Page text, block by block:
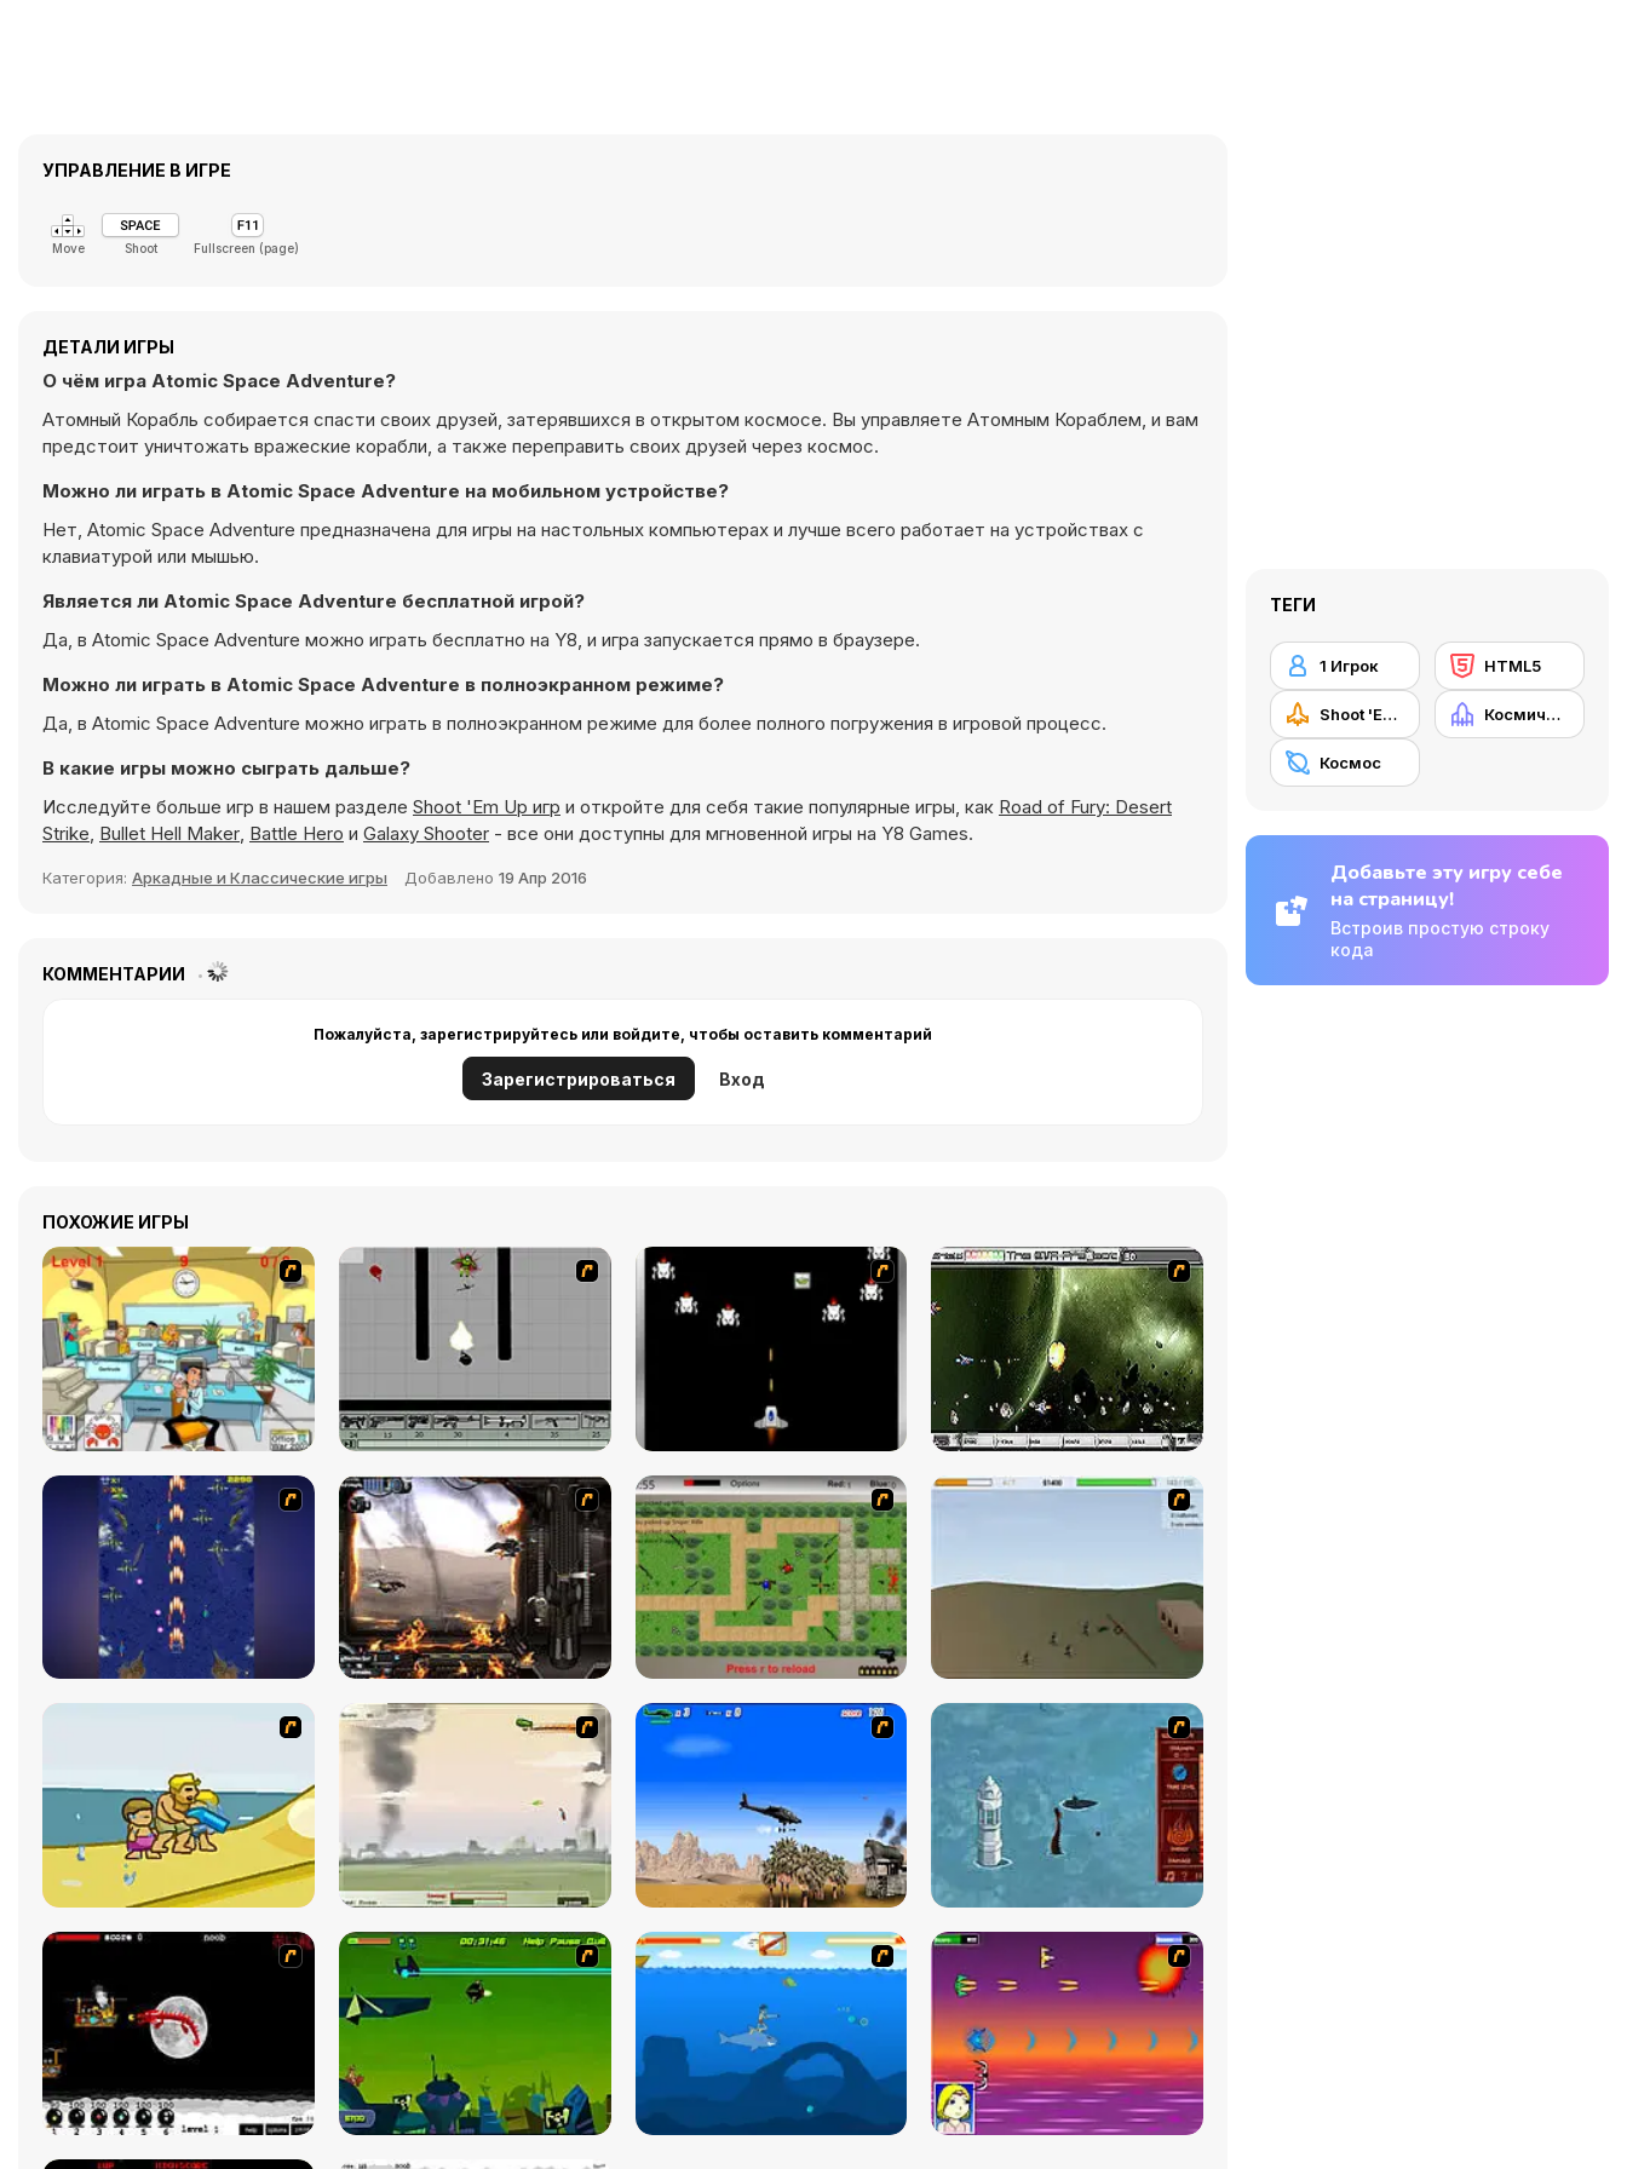
УПРАВЛЕНИЕ В ИГРЕ
Move Shoot Fullscreen (page)
ДЕТАЛИ ИГРЫ
О чём игра Atomic Space Adventure?
Атомный Корабль собирается спасти своих друзей, затерявшихся в открытом космосе. Вы управляете Атомным Кораблем, и вам
предстоит уничтожать вражеские корабли, а также переправить своих друзей через космос.
Можно ли играть в Atomic Space Adventure на мобильном устройстве?
Нет, Atomic Space Adventure предназначена для игры на настольных компьютерах и лучше всего работает на устройствах с
клавиатурой или мышью.
Является ли Atomic Space Adventure бесплатной игрой?
Да, в Atomic Space Adventure можно играть бесплатно на Y8, и игра запускается прямо в браузере.
Можно ли играть в Atomic Space Adventure в полноэкранном режиме?
Да, в Atomic Space Adventure можно играть в полноэкранном режиме для более полного погружения в игровой процесс.
В какие игры можно сыграть дальше?
Исследуйте больше игр в нашем разделе Shoot 'Em Up игр и откройте для себя такие популярные игры, как Road of Fury: Desert
Strike, Bullet Hell Maker, Battle Hero и Galaxy Shooter - все они доступны для мгновенной игры на Y8 Games.
Категория: Аркадные и Классические игры Добавлено 19 Апр 2016
КОММЕНТАРИИ
Пожалуйста, зарегистрируйтесь или войдите, чтобы оставить комментарий
Зарегистрироваться Вход
ПОХОЖИЕ ИГРЫ
ТЕГИ
1 Игрок HTML5
Shoot 'Em Up Космический корабль
Космос
Добавьте эту игру себе
на страницу!
Встроив простую строку
кода